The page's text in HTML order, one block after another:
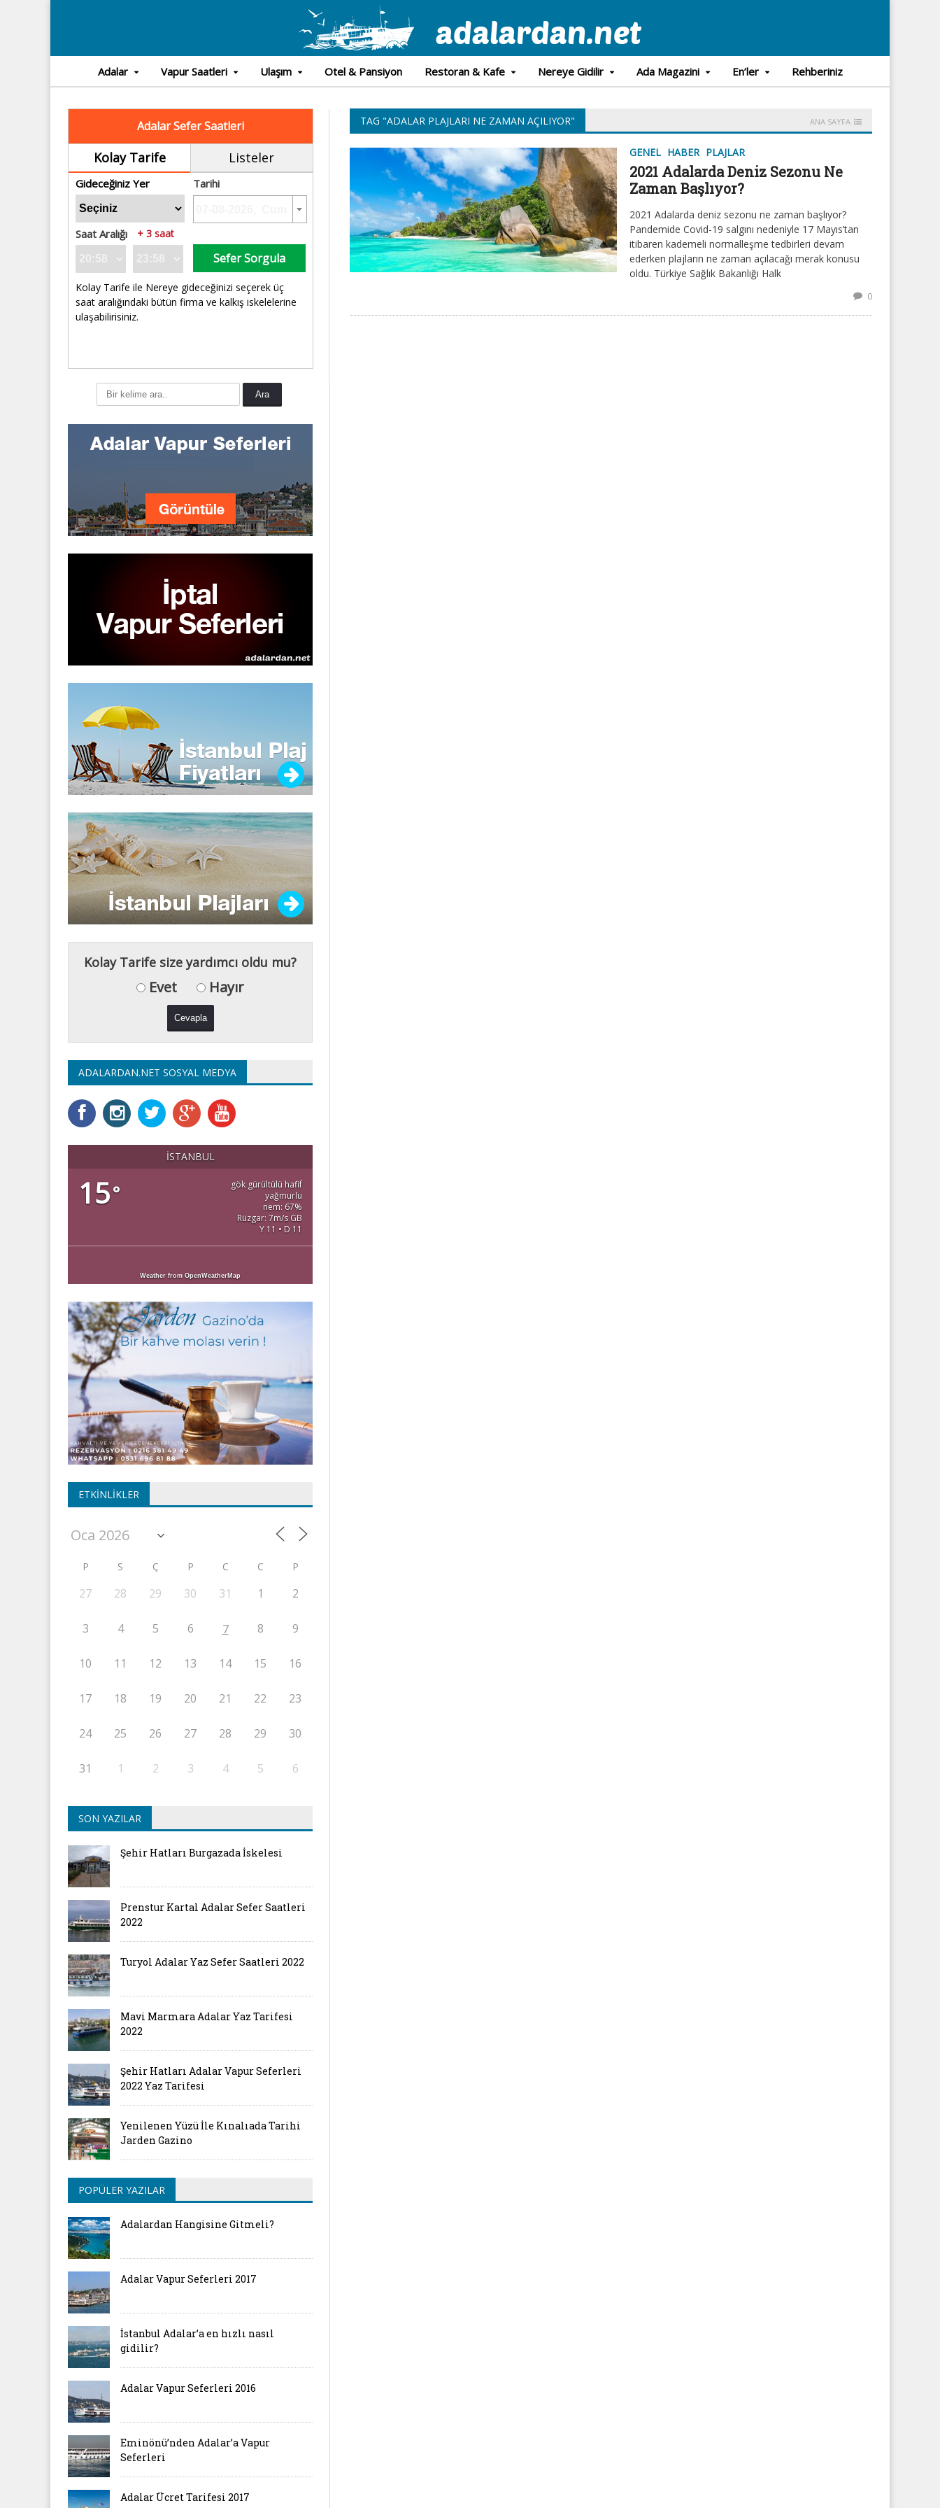
Adalar Vapur Saatleri Ulaşım Otel & Pansiyon Restoran & Kafe Nereye Gidilir Ada Magazini En’ler Rehberiniz
Adalar Sefer Saatleri
Kolay Tarife Listeler
Gideceğiniz Yer Tarihi
Saat Aralığı + 3 saat
Sefer Sorgula
Kolay Tarife ile Nereye gideceğinizi seçerek üç
saat aralığındaki bütün firma ve kalkış iskelelerine
ulaşabilirisiniz.
TAG "ADALAR PLAJLARI NE ZAMAN AÇILIYOR" ANA SAYFA
GENEL HABER PLAJLAR
2021 Adalarda Deniz Sezonu Ne
Zaman Başlıyor?
2021 Adalarda deniz sezonu ne zaman başlıyor?
Pandemide Covid-19 salgını nedeniyle 17 Mayıs’tan
itibaren kademeli normalleşme tedbirleri devam
ederken plajların ne zaman açılacağı merak konusu
oldu. Türkiye Sağlık Bakanlığı Halk
0
Kolay Tarife size yardımcı oldu mu?
Evet Hayır
ADALARDAN.NET SOSYAL MEDYA
İSTANBUL
15°
gök gürültülü hafif
yağmurlu
nem: 67%
Rüzgar: 7m/s GB
Y 11 • D 11
Weather from OpenWeatherMap
ETKINLIKLER
P S Ç P C C P
27 28 29 30 31 1 2
3 4 5 6 7 8 9
10 11 12 13 14 15 16
17 18 19 20 21 22 23
24 25 26 27 28 29 30
31 1 2 3 4 5 6
SON YAZILAR
Şehir Hatları Burgazada İskelesi
Prenstur Kartal Adalar Sefer Saatleri
2022
Turyol Adalar Yaz Sefer Saatleri 2022
Mavi Marmara Adalar Yaz Tarifesi
2022
Şehir Hatları Adalar Vapur Seferleri
2022 Yaz Tarifesi
Yenilenen Yüzü İle Kınalıada Tarihi
Jarden Gazino
POPÜLER YAZILAR
Adalardan Hangisine Gitmeli?
Adalar Vapur Seferleri 2017
İstanbul Adalar’a en hızlı nasıl
gidilir?
Adalar Vapur Seferleri 2016
Eminönü’nden Adalar’a Vapur
Seferleri
Adalar Ücret Tarifesi 2017